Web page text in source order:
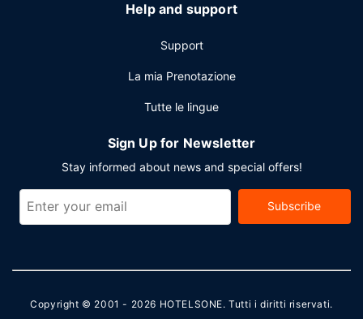
Help and support
Support
La mia Prenotazione
Tutte le lingue
Sign Up for Newsletter
Stay informed about news and special offers!
Subscribe
Copyright © 2001 - 2026 HOTELSONE. Tutti i diritti riservati.